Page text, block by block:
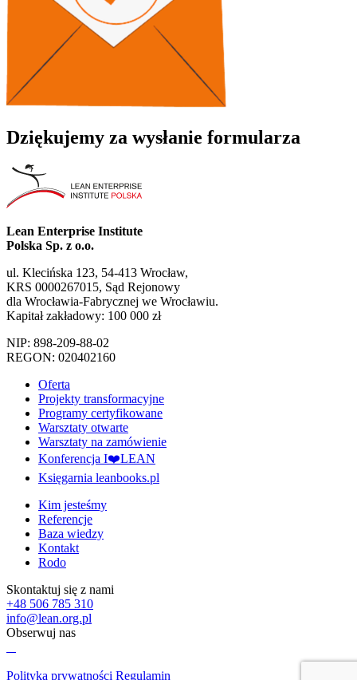
Dziękujemy za wysłanie formularza
Lean Enterprise Institute
Polska Sp. z o.o.
ul. Klecińska 123, 54-413 Wrocław,
KRS 0000267015, Sąd Rejonowy
dla Wrocławia-Fabrycznej we Wrocławiu.
Kapitał zakładowy: 100 000 zł
NIP: 898-209-88-02
REGON: 020402160
Oferta
Projekty transformacyjne
Programy certyfikowane
Warsztaty otwarte
Warsztaty na zamówienie
Konferencja I❤️LEAN
Księgarnia leanbooks.pl
Kim jesteśmy
Referencje
Baza wiedzy
Kontakt
Rodo
Skontaktuj się z nami
+48 506 785 310
info@lean.org.pl
Obserwuj nas
Polityka prywatności Regulamin